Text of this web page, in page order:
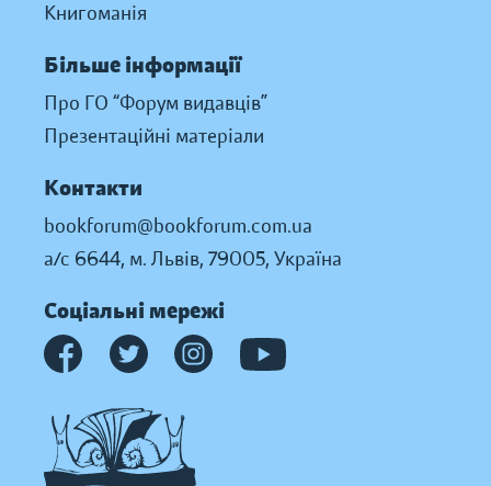
Книгоманія
Більше інформації
Про ГО “Форум видавців”
Презентаційні матеріали
Контакти
bookforum@bookforum.com.ua
а/с 6644, м. Львів, 79005, Україна
Соціальні мережі